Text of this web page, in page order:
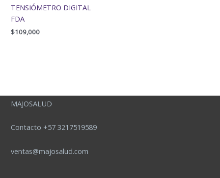
TENSIÓMETRO DIGITAL
FDA
$109,000
MAJOSALUD
Contacto +57 3217519589
ventas@majosalud.com